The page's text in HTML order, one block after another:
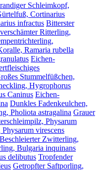
Schleimkopf,
Cortinarius
infractus Bitterster
Ritterling,
Ramaria rubella
Eichen-
Stummelfüßchen,
Hygrophorus
Caninus Eichen-
Dunkles Fadenkeulchen,
Pholiota astragalina Grauer
Physarum
virescens
Beschleierter Zwitterling,
Bulgaria inquinans
delibutus Tropfender
Getropfter Saftporling,